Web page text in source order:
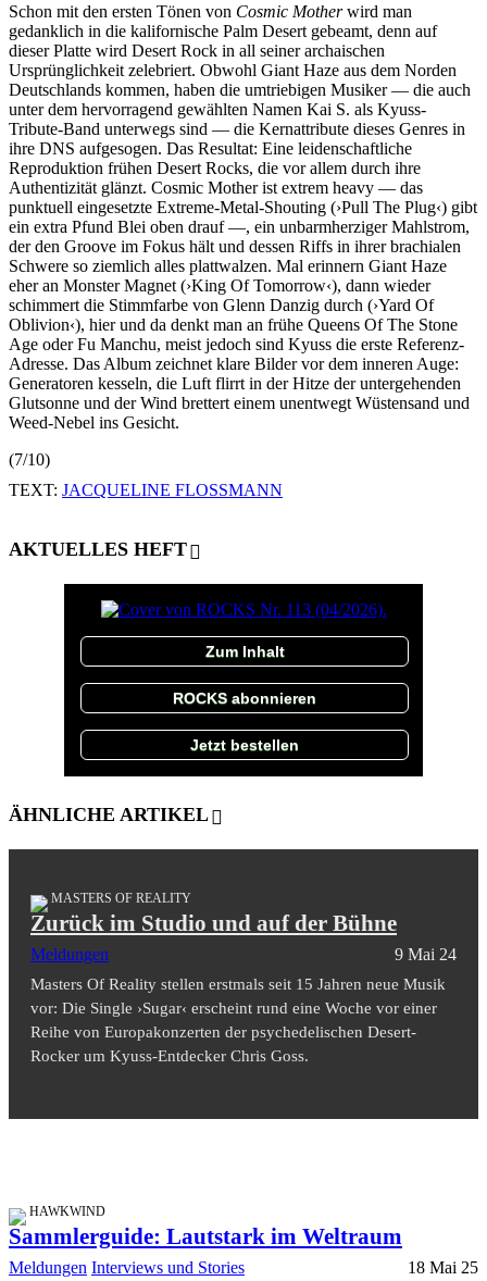
Schon mit den ersten Tönen von Cosmic Motherwird man
gedanklich in die kalifornische Palm Desert gebeamt, denn auf
dieser Platte wird Desert Rock in all seiner archaischen
Ursprünglichkeit zelebriert. Obwohl Giant Haze aus dem Norden
Deutschlands kommen, haben die umtriebigen Musiker — die auch
unter dem hervorragend gewählten Namen Kai S. als Kyuss-
Tribute-Band unterwegs sind — die Kernattribute dieses Genres in
ihre DNS aufgesogen. Das Resultat: Eine leidenschaftliche
Reproduktion frühen Desert Rocks, die vor allem durch ihre
Authentizität glänzt. Cosmic Mother ist extrem heavy — das
punktuell eingesetzte Extreme-Metal-Shouting (›Pull The Plug‹) gibt
ein extra Pfund Blei oben drauf —, ein unbarmherziger Mahlstrom,
der den Groove im Fokus hält und dessen Riffs in ihrer brachialen
Schwere so ziemlich alles plattwalzen. Mal erinnern Giant Haze
eher an Monster Magnet (›King Of Tomorrow‹), dann wieder
schimmert die Stimmfarbe von Glenn Danzig durch (›Yard Of
Oblivion‹), hier und da denkt man an frühe Queens Of The Stone
Age oder Fu Manchu, meist jedoch sind Kyuss die erste Referenz-
Adresse. Das Album zeichnet klare Bilder vor dem inneren Auge:
Generatoren kesseln, die Luft flirrt in der Hitze der untergehenden
Glutsonne und der Wind brettert einem unentwegt Wüstensand und
Weed-Nebel ins Gesicht.
(7/10)
TEXT: JACQUELINE FLOSSMANN
AKTUELLES HEFT
Zum Inhalt
ROCKS abonnieren
Jetzt bestellen
ÄHNLICHE ARTIKEL
MASTERS OF REALITY
Zurück im Studio und auf der Bühne
Meldungen 9 Mai 24
Masters Of Reality stellen erstmals seit 15 Jahren neue Musik
vor: Die Single ›Sugar‹ erscheint rund eine Woche vor einer
Reihe von Europakonzerten der psychedelischen Desert-
Rocker um Kyuss-Entdecker Chris Goss.
HAWKWIND
Sammlerguide: Lautstark im Weltraum
Meldungen Interviews und Stories 18 Mai 25